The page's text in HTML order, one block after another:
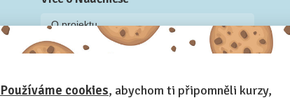
O projektu
Blog: recenze z kurzů, rozhovory a články
Příběh Naučmese
Používáme cookies, abychom ti připomněli kurzy,